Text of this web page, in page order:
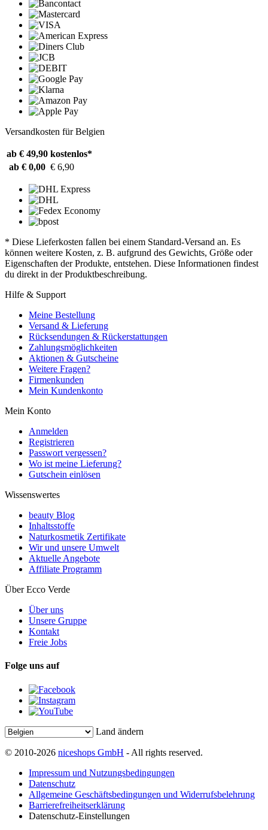
Versandkosten für Belgien
ab € 49,90 kostenlos*
ab € 0,00 € 6,90
* Diese Lieferkosten fallen bei einem Standard-Versand an. Es
können weitere Kosten, z. B. aufgrund des Gewichts, Größe oder
Eigenschaften der Produkte, entstehen. Diese Informationen findest
du direkt in der Produktbeschreibung.
Hilfe & Support
Meine Bestellung
Versand & Lieferung
Rücksendungen & Rückerstattungen
Zahlungsmöglichkeiten
Aktionen & Gutscheine
Weitere Fragen?
Firmenkunden
Mein Kundenkonto
Mein Konto
Anmelden
Registrieren
Passwort vergessen?
Wo ist meine Lieferung?
Gutschein einlösen
Wissenswertes
beauty Blog
Inhaltsstoffe
Naturkosmetik Zertifikate
Wir und unsere Umwelt
Aktuelle Angebote
Affiliate Programm
Über Ecco Verde
Über uns
Unsere Gruppe
Kontakt
Freie Jobs
Folge uns auf
Land ändern
© 2010-2026 niceshops GmbH - All rights reserved.
Impressum und Nutzungsbedingungen
Datenschutz
Allgemeine Geschäftsbedingungen und Widerrufsbelehrung
Barrierefreiheitserklärung
Datenschutz-Einstellungen